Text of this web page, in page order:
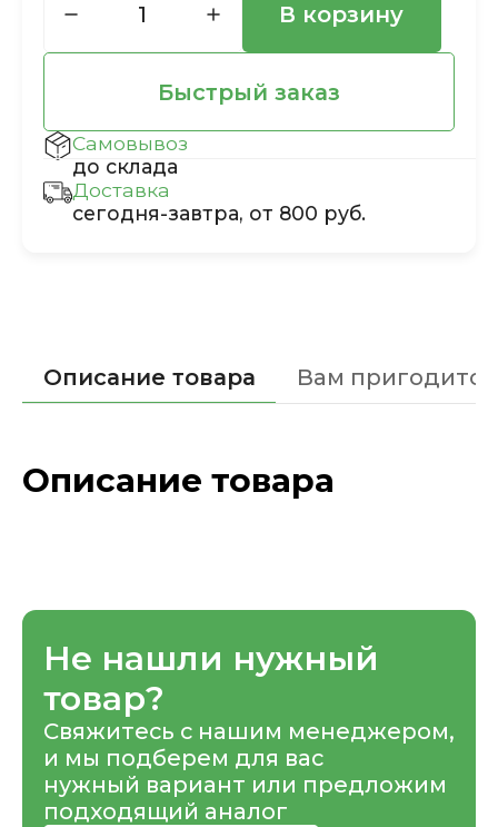
В корзину
Быстрый заказ
Самовывоз
до склада
Доставка
сегодня-завтра, от 800 руб.
Описание товара Вам пригодится
Описание товара
Не нашли нужный
товар?
Свяжитесь с нашим менеджером,
и мы подберем для вас
нужный вариант или предложим
подходящий аналог